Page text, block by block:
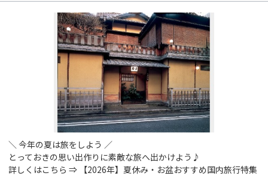
＼ 今年の夏は旅をしよう ／
とっておきの思い出作りに素敵な旅へ出かけよう♪
詳しくはこちら ⇒ 【2026年】夏休み・お盆おすすめ国内旅行特集